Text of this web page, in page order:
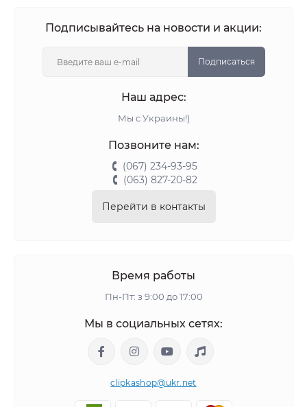
Подписывайтесь на новости и акции:
Подписаться
Наш адрес:
Мы с Украины!)
Позвоните нам:
(067) 234-93-95
(063) 827-20-82
Перейти в контакты
Время работы
Пн-Пт: з 9:00 до 17:00
Мы в социальных сетях:
clipkashop@ukr.net